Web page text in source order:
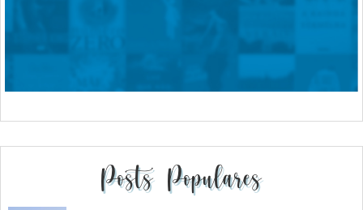
Posts Populares